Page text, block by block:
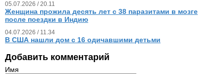
05.07.2026 / 20.11
Женщина прожила десять лет с 38 паразитами в мозге
после поездки в Индию
04.07.2026 / 11.34
В США нашли дом с 16 одичавшими детьми
Добавить комментарий
Имя